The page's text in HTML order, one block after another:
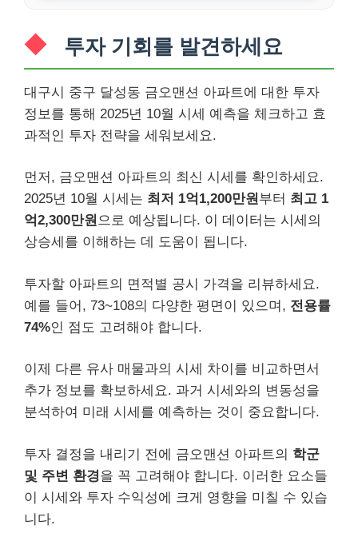
투자 기회를 발견하세요
대구시 중구 달성동 금오맨션 아파트에 대한 투자
정보를 통해 2025년 10월 시세 예측을 체크하고 효
과적인 투자 전략을 세워보세요.
먼저, 금오맨션 아파트의 최신 시세를 확인하세요.
2025년 10월 시세는 최저 1억1,200만원부터 최고 1
억2,300만원으로 예상됩니다. 이 데이터는 시세의
상승세를 이해하는 데 도움이 됩니다.
투자할 아파트의 면적별 공시 가격을 리뷰하세요.
예를 들어, 73~108의 다양한 평면이 있으며, 전용률
74%인 점도 고려해야 합니다.
이제 다른 유사 매물과의 시세 차이를 비교하면서
추가 정보를 확보하세요. 과거 시세와의 변동성을
분석하여 미래 시세를 예측하는 것이 중요합니다.
투자 결정을 내리기 전에 금오맨션 아파트의 학군
및 주변 환경을 꼭 고려해야 합니다. 이러한 요소들
이 시세와 투자 수익성에 크게 영향을 미칠 수 있습
니다.